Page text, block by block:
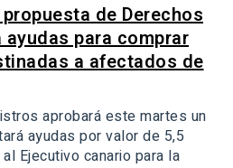
de Derechos
para comprar
a afectados de
aprobará este martes un
ayudas por valor de 5,5
Ejecutivo canario para la